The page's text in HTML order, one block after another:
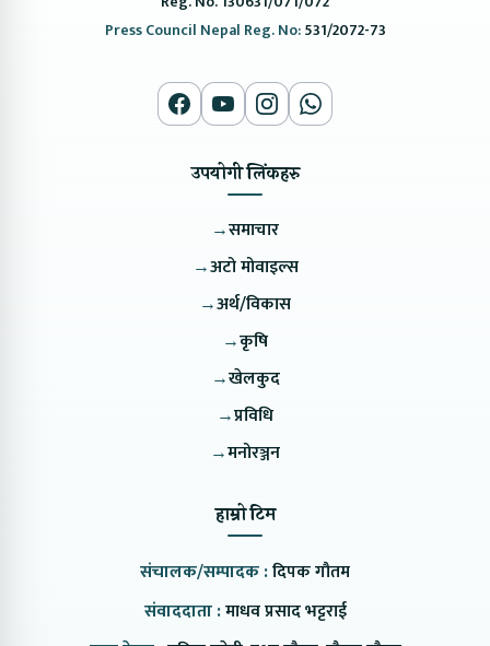
Press Council Nepal Reg. No:531/2072-73
उपयोगी लिंकहरु
→समाचार
→अटो मोवाइल्स
→अर्थ/विकास
→कृषि
→खेलकुद
→प्रविधि
→मनोरञ्जन
हाम्रो टिम
संचालक/सम्पादक :दिपक गौतम
संवाददाता :माधव प्रसाद भट्टराई